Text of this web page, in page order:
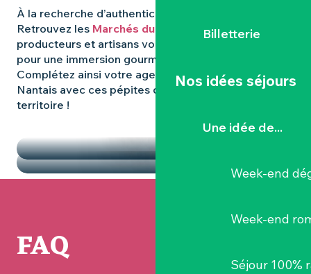
Billetterie
Nos idées séjours
Une idée de...
Week-end
Week-end
Séjour 100%
À la recherche d’authenticité et de
Retrouvez les Marchés du Vignoble Nantais, où
producteurs et artisans vous donnent rendez-vous
pour une immersion gourmande et conviviale.
Complétez ainsi votre agenda dans le Vignoble
Nantais avec ces pépites qui font la richesse du
territoire !
LES MARCHÉS
FAQ